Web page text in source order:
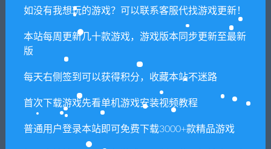
分类筛选
游戏服务端
网站教程
如没有我想玩的游戏？可以联系客服代找游戏更新！
本站每周更新几十款游戏，游戏版本同步更新至最新
版
每天右侧签到可以获得积分，收藏本站不迷路
首次下载游戏先看单机游戏安装视频教程
普通用户登录本站即可免费下载3000+款精品游戏